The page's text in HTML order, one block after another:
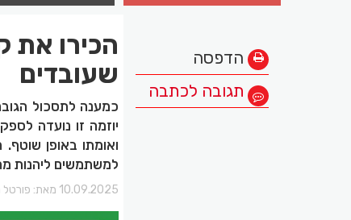
הדפסה
תגובה לכתבה
הכירו את
שעובדים
כמענה לתסכול
יוזמה זו נועדה
ואומתו באופן
למשתמשים ליהנות
10.09.2025 מאת: פורטל